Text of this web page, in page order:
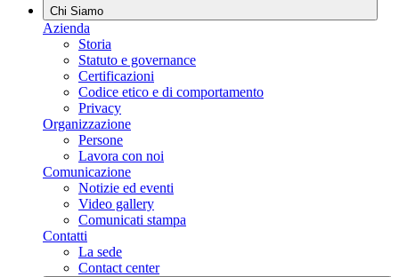
Chi Siamo
Azienda
Storia
Statuto e governance
Certificazioni
Codice etico e di comportamento
Privacy
Organizzazione
Persone
Lavora con noi
Comunicazione
Notizie ed eventi
Video gallery
Comunicati stampa
Contatti
La sede
Contact center